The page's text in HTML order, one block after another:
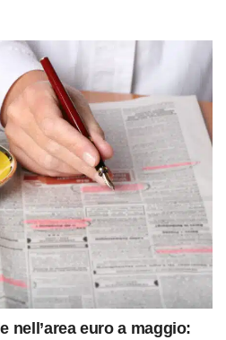
nell’area euro a maggio: